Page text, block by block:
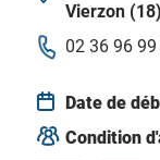
Vierzon (18)
02 36 96 99
Date de
Condition